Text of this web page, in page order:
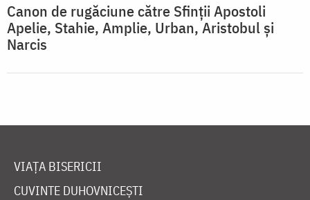
Canon de rugăciune către Sfinţii Apostoli
Apelie, Stahie, Amplie, Urban, Aristobul şi
Narcis
VIAȚA BISERICII
CUVINTE DUHOVNICEȘTI